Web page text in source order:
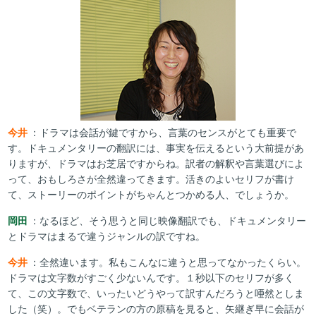
今井 ：ドラマは会話が鍵ですから、言葉のセンスがとても重要で
す。ドキュメンタリーの翻訳には、事実を伝えるという大前提があ
りますが、ドラマはお芝居ですからね。訳者の解釈や言葉選びによ
って、おもしろさが全然違ってきます。活きのよいセリフが書け
て、ストーリーのポイントがちゃんとつかめる人、でしょうか。
岡田 ：なるほど、そう思うと同じ映像翻訳でも、ドキュメンタリー
とドラマはまるで違うジャンルの訳ですね。
今井 ：全然違います。私もこんなに違うと思ってなかったくらい。
ドラマは文字数がすごく少ないんです。１秒以下のセリフが多く
て、この文字数で、いったいどうやって訳すんだろうと唖然としま
した（笑）。でもベテランの方の原稿を見ると、矢継ぎ早に会話が